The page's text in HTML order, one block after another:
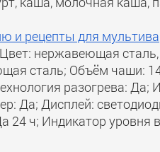
и рецепты для
нержавеющая
сталь; Объём чаши:
разогрева: Да;
Да; Дисплей:
24 ч; Индикатор